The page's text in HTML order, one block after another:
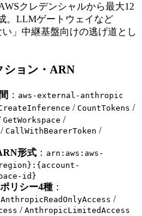
AWSクレデンシャルから最大12
。LLMゲートウェイなど
い」中継基盤向けの逃げ道とし
ション・ARN
： aws-external-anthropic
/ CountTokens /
GetWorkspace /
/ CallWithBearerToken /
形式 ： arn:aws:aws-
id}
リシー4種 ：
AnthropicReadOnlyAccess /
/ AnthropicLimitedAccess